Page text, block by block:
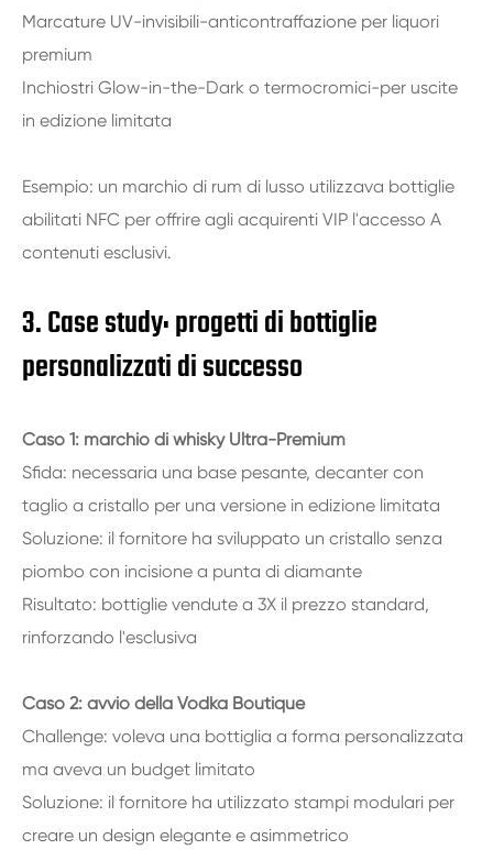
Marcature UV-invisibili-anticontraffazione per liquori
premium
Inchiostri Glow-in-the-Dark o termocromici-per uscite
in edizione limitata
Esempio: un marchio di rum di lusso utilizzava bottiglie
abilitati NFC per offrire agli acquirenti VIP l'accesso A
contenuti esclusivi.
3. Case study: progetti di bottiglie
personalizzati di successo
Caso 1: marchio di whisky Ultra-Premium
Sfida: necessaria una base pesante, decanter con
taglio a cristallo per una versione in edizione limitata
Soluzione: il fornitore ha sviluppato un cristallo senza
piombo con incisione a punta di diamante
Risultato: bottiglie vendute a 3X il prezzo standard,
rinforzando l'esclusiva
Caso 2: avvio della Vodka Boutique
Challenge: voleva una bottiglia a forma personalizzata
ma aveva un budget limitato
Soluzione: il fornitore ha utilizzato stampi modulari per
creare un design elegante e asimmetrico